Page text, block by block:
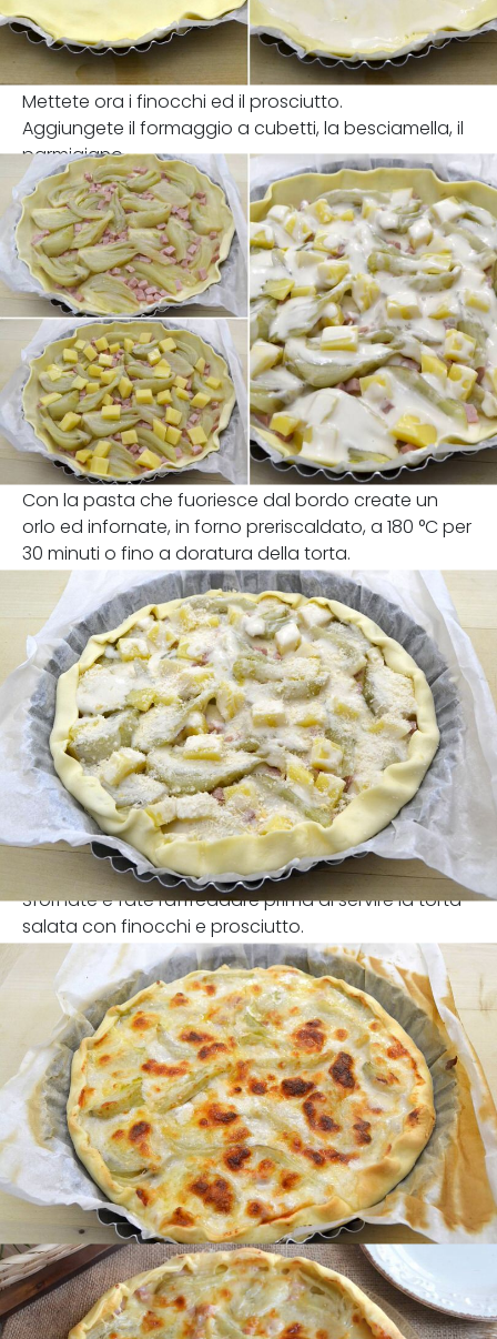
Mettete ora i finocchi ed il prosciutto.
Aggiungete il formaggio a cubetti, la besciamella, il
parmigiano.
Con la pasta che fuoriesce dal bordo create un
orlo ed infornate, in forno preriscaldato, a 180 °C per
30 minuti o fino a doratura della torta.
Sfornate e fate raffreddare prima di servire la torta
salata con finocchi e prosciutto.